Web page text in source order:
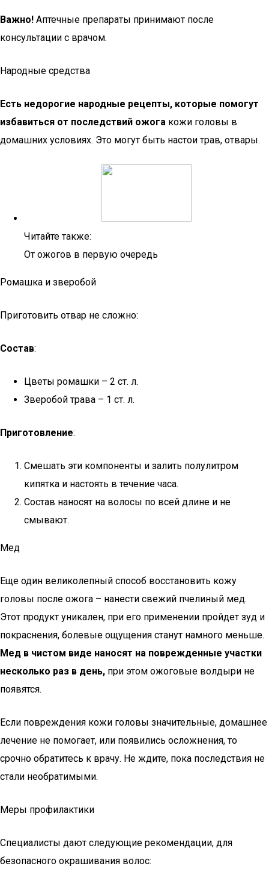
Важно! Аптечные препараты принимают после
консультации с врачом.
Народные средства
Есть недорогие народные рецепты, которые помогут
избавиться от последствий ожога кожи головы в
домашних условиях. Это могут быть настои трав, отвары.
Читайте также:
От ожогов в первую очередь
Ромашка и зверобой
Приготовить отвар не сложно:
Состав:
Цветы ромашки – 2 ст. л.
Зверобой трава – 1 ст. л.
Приготовление:
Смешать эти компоненты и залить полулитром
кипятка и настоять в течение часа.
Состав наносят на волосы по всей длине и не
смывают.
Мед
Еще один великолепный способ восстановить кожу
головы после ожога – нанести свежий пчелиный мед.
Этот продукт уникален, при его применении пройдет зуд и
покраснения, болевые ощущения станут намного меньше.
Мед в чистом виде наносят на поврежденные участки
несколько раз в день, при этом ожоговые волдыри не
появятся.
Если повреждения кожи головы значительные, домашнее
лечение не помогает, или появились осложнения, то
срочно обратитесь к врачу. Не ждите, пока последствия не
стали необратимыми.
Меры профилактики
Специалисты дают следующие рекомендации, для
безопасного окрашивания волос: